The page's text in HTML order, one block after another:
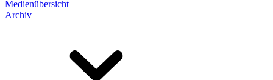
Medienübersicht
Archiv